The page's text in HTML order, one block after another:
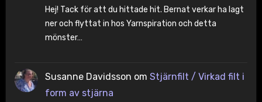
Hej! Tack för att du hittade hit. Bernat verkar ha lagt
ner och flyttat in hos Yarnspiration och detta
mönster…
Susanne Davidsson om Stjärnfilt / Virkad filt i
form av stjärna